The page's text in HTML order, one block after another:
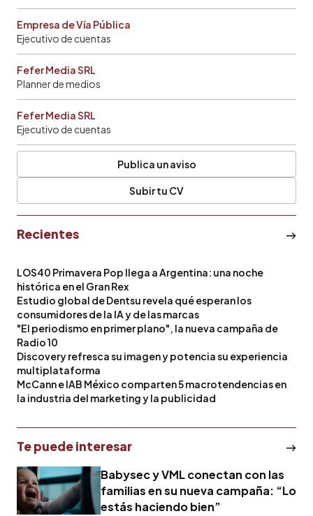
Empresa de Vía Pública
Ejecutivo de cuentas
Fefer Media SRL
Planner de medios
Fefer Media SRL
Ejecutivo de cuentas
Publica un aviso
Subir tu CV
Recientes
LOS40 Primavera Pop llega a Argentina: una noche
histórica en el Gran Rex
Estudio global de Dentsu revela qué esperan los
consumidores de la IA y de las marcas
"El periodismo en primer plano", la nueva campaña de
Radio 10
Discovery refresca su imagen y potencia su experiencia
multiplataforma
McCann e IAB México comparten 5 macrotendencias en
la industria del marketing y la publicidad
Te puede interesar
Babysec y VML conectan con las
familias en su nueva campaña: “Lo
estás haciendo bien”